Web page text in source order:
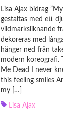
Lisa Ajax bidrag
gestaltas med ett
vildmarksliknande
dekoreras med
hänger ned från
modern koreografi.
Me Dead I never
this feeling smiles
my […]
Lisa Ajax